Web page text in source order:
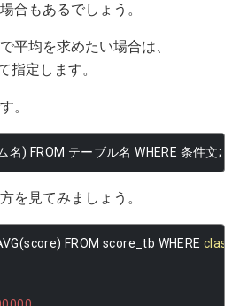
合もあるでしょう。
平均を求めたい場合は、
指定します。
。
名) FROM テーブル名 WHERE 条件文;
を見てみましょう。
(score) FROM score_tb WHERE class